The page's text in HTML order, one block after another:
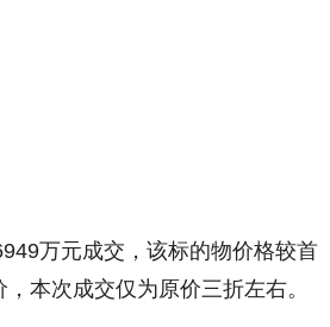
万元成交，该标的物价格较首
本次成交仅为原价三折左右。